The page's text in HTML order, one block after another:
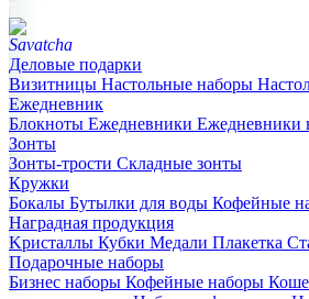
Деловые подарки
Визитницы Настольные наборы
Ежедневник
Блокноты Ежедневники Ежедневники
Зонты
Зонты-трости Складные зонты
Кружки
Бокалы Бутылки для воды Кофейные
Наградная продукция
Kристаллы Кубки Медали Плакетка
Подарочные наборы
Бизнес наборы Кофейные наборы